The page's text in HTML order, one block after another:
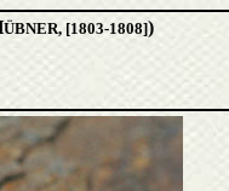
ÜBNER, [1803-1808])